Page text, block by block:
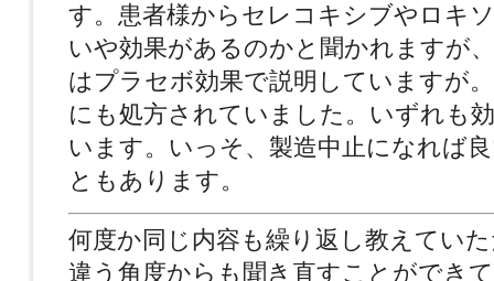
す。患者様からセレコキシブやロキ
いや効果があるのかと聞かれますが
はプラセボ効果で説明していますが
にも処方されていました。いずれも
います。いっそ、製造中止になれば
ともあります。
何度か同じ内容も繰り返し教えてい
違う角度からも聞き直すことができ